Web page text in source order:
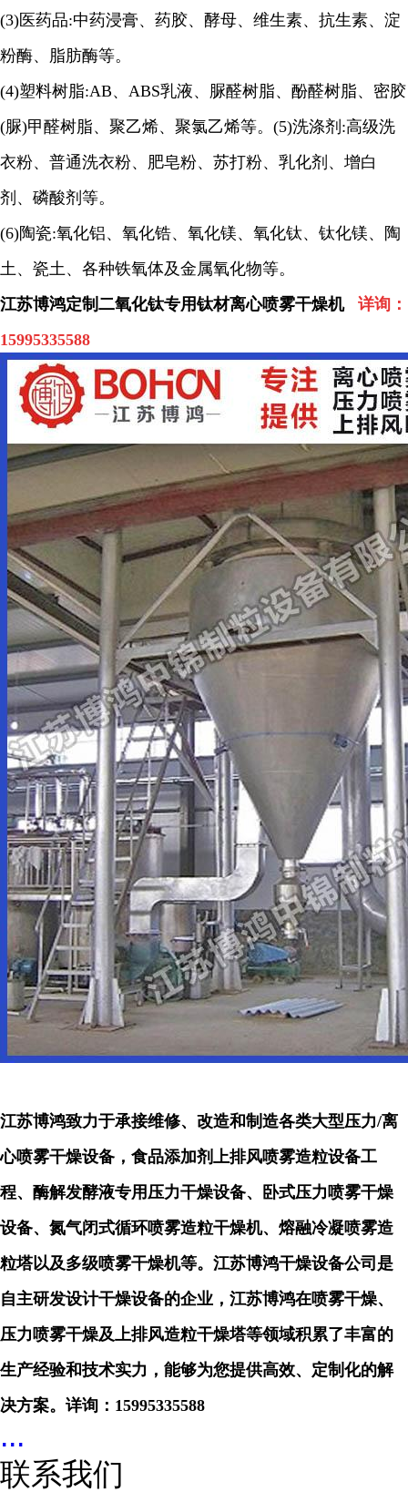
(3)医药品:中药浸膏、药胶、酵母、维生素、抗生素、淀
粉酶、脂肪酶等。
(4)塑料树脂:AB、 ABS乳液、脲醛树脂、酚醛树脂、密胶
(脲)甲醛树脂、聚乙烯、聚氯乙烯等。 (5)洗涤剂 :高级洗
衣粉、普通洗衣粉、肥皂粉、苏打粉、乳化剂、增白
剂、磷酸剂等。
(6)陶瓷:氧化铝、氧化锆、氧化镁、氧化钛、钛化镁、陶
土、瓷土、各种铁氧体及金属氧化物等。
江苏博鸿定制二氧化钛专用钛材离心喷雾干燥机 详询：
15995335588
江苏博鸿致力于承接维修、改造和制造各类大型压力/离
心喷雾干燥设备，食品添加剂上排风喷雾造粒设备工
程、酶解发酵液专用压力干燥设备、卧式压力喷雾干燥
设备、氮气闭式循环喷雾造粒干燥机、熔融冷凝喷雾造
粒塔以及多级喷雾干燥机等。江苏博鸿干燥设备公司是
自主研发设计干燥设备的企业，江苏博鸿在喷雾干燥、
压力喷雾干燥及上排风造粒干燥塔等领域积累了丰富的
生产经验和技术实力，能够为您提供高效、定制化的解
决方案。 详询： 15995335588
...
联系我们